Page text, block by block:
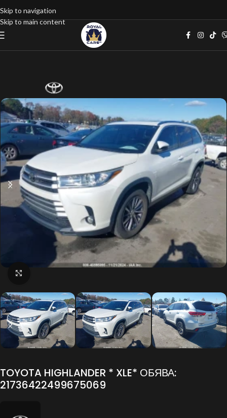
Skip to navigation
Skip to main content
Джип
TOYOTA HIGHLANDER * XLE* ОБЯВА:
21736422499675069